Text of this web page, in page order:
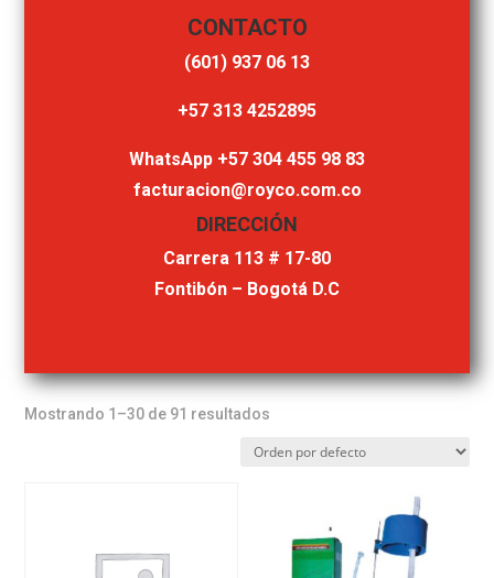
CONTACTO
‎(601) 937 06 13
‎+57 313 4252895
WhatsApp +57 304 455 98 83
facturacion@royco.com.co
DIRECCIÓN
Carrera 113 # 17-80
Fontibón – Bogotá D.C
Mostrando 1–30 de 91 resultados